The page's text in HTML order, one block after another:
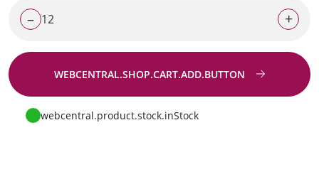
– +
WEBCENTRAL.SHOP.CART.ADD.BUTTON
Zur Anfrage
webcentral.product.stock.inStock